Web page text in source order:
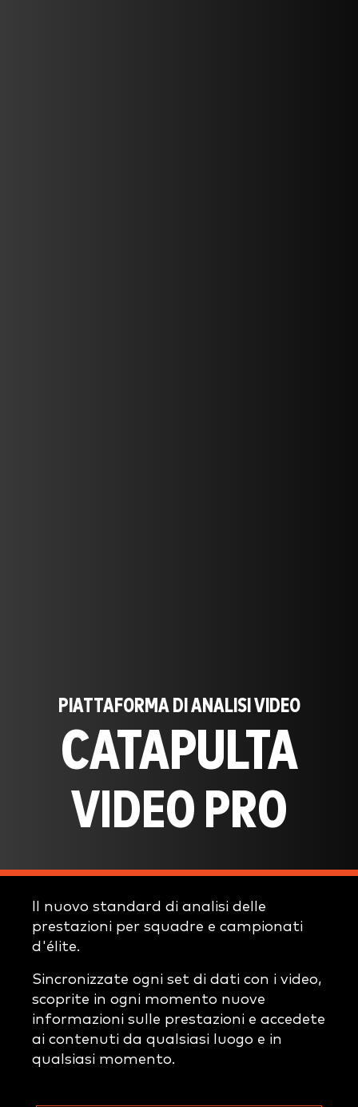
PIATTAFORMA DI ANALISI VIDEO
CATAPULTA
VIDEO PRO
Il nuovo standard di analisi delle
prestazioni per squadre e campionati
d'élite.
Sincronizzate ogni set di dati con i video,
scoprite in ogni momento nuove
informazioni sulle prestazioni e accedete
ai contenuti da qualsiasi luogo e in
qualsiasi momento.